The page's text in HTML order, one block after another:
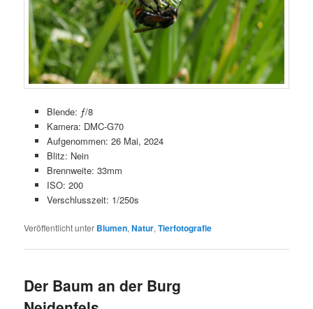
Blende: ƒ/8
Kamera: DMC-G70
Aufgenommen: 26 Mai, 2024
Blitz: Nein
Brennweite: 33mm
ISO: 200
Verschlusszeit: 1/250s
Veröffentlicht unter Blumen,Natur,Tierfotografie
Der Baum an der Burg